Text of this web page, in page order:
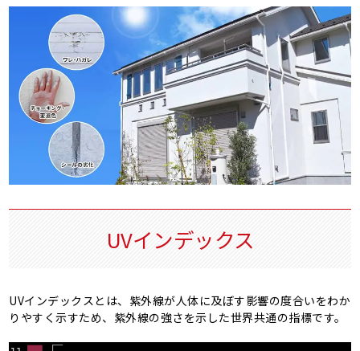
UVインデックス
UVインデックスとは、紫外線が人体に及ぼす影響の度合いをわか
りやすく示すため、紫外線の強さを示した世界共通の指標です。